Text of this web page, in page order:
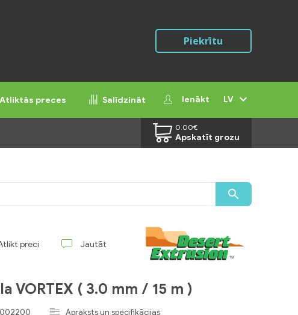
Piekrītu
Atliktās preces Salīdzināt Ienākt LV
0.00€
Apskatīt grozu
preci Jautāt
VORTEX ( 3.0 mm / 15 m )
Apraksts un specifikācijas